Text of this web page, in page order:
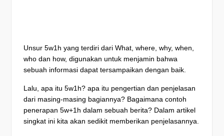
Unsur 5w1h yang terdiri dari What, where, why, when,
who dan how, digunakan untuk menjamin bahwa
sebuah informasi dapat tersampaikan dengan baik.
Lalu, apa itu 5w1h? apa itu pengertian dan penjelasan
dari masing-masing bagiannya? Bagaimana contoh
penerapan 5w+1h dalam sebuah berita? Dalam artikel
singkat ini kita akan sedikit memberikan penjelasannya.